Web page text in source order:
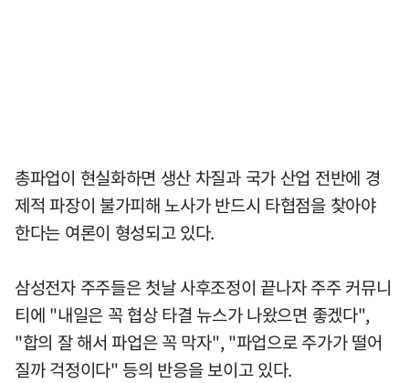
총파업이 현실화하면 생산 차질과 국가 산업 전반에 경
제적 파장이 불가피해 노사가 반드시 타협점을 찾아야
한다는 여론이 형성되고 있다.
삼성전자 주주들은 첫날 사후조정이 끝나자 주주 커뮤니
티에 "내일은 꼭 협상 타결 뉴스가 나왔으면 좋겠다",
"합의 잘 해서 파업은 꼭 막자", "파업으로 주가가 떨어
질까 걱정이다" 등의 반응을 보이고 있다.